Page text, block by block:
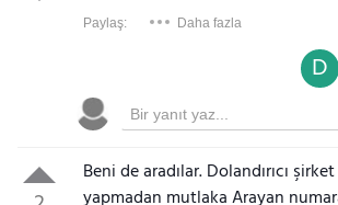
Paylaş: Daha fazla
D
Beni de aradılar. Dolandırıcı
yapmadan mutlaka Arayan